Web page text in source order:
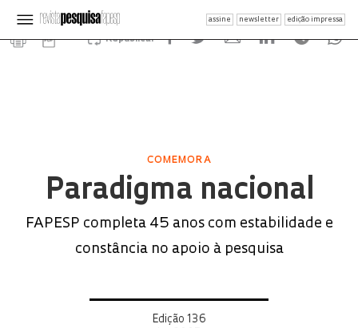
assine newsletter edição impressa
Republicar
COMEMORA
Paradigma nacional
FAPESP completa 45 anos com estabilidade e
constância no apoio à pesquisa
Edição 136